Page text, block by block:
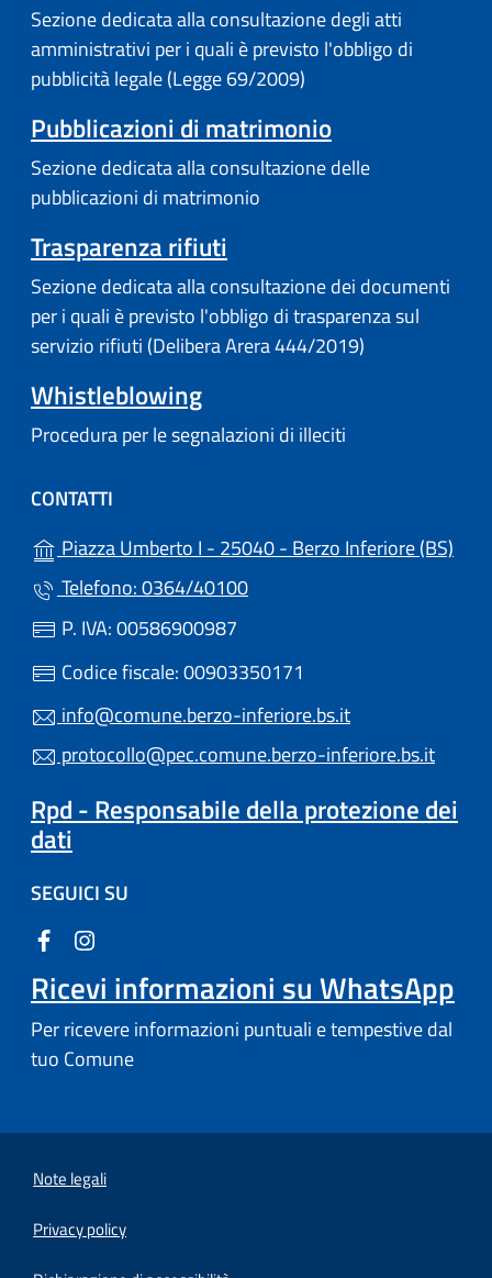
Sezione dedicata alla consultazione degli atti
amministrativi per i quali è previsto l'obbligo di
pubblicità legale (Legge 69/2009)
Pubblicazioni di matrimonio
Sezione dedicata alla consultazione delle
pubblicazioni di matrimonio
Trasparenza rifiuti
Sezione dedicata alla consultazione dei documenti
per i quali è previsto l'obbligo di trasparenza sul
servizio rifiuti (Delibera Arera 444/2019)
Whistleblowing
Procedura per le segnalazioni di illeciti
CONTATTI
Piazza Umberto I - 25040 - Berzo Inferiore (BS)
Telefono: 0364/40100
P. IVA: 00586900987
Codice fiscale: 00903350171
info@comune.berzo-inferiore.bs.it
protocollo@pec.comune.berzo-inferiore.bs.it
Rpd - Responsabile della protezione dei
dati
SEGUICI SU
Ricevi informazioni su WhatsApp
Per ricevere informazioni puntuali e tempestive dal
tuo Comune
Note legali
Privacy policy